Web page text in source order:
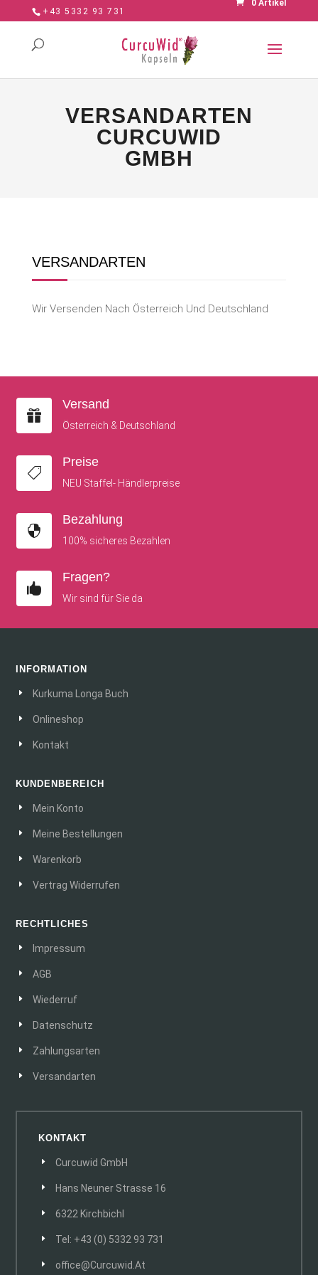
+43 5332 93 731
0 Artikel
VERSANDARTEN
CURCUWID
GMBH
VERSANDARTEN
Wir Versenden Nach Österreich Und Deutschland

Versand
Österreich & Deutschland

Preise
NEU Staffel- Händlerpreise

Bezahlung
100% sicheres Bezahlen

Fragen?
Wir sind für Sie da
INFORMATION
Kurkuma Longa Buch
Onlineshop
Kontakt
KUNDENBEREICH
Mein Konto
Meine Bestellungen
Warenkorb
Vertrag Widerrufen
RECHTLICHES
Impressum
AGB
Wiederruf
Datenschutz
Zahlungsarten
Versandarten
KONTAKT
Curcuwid GmbH
Hans Neuner Strasse 16
6322 Kirchbichl
Tel: +43 (0) 5332 93 731
Office@curcuwid.at